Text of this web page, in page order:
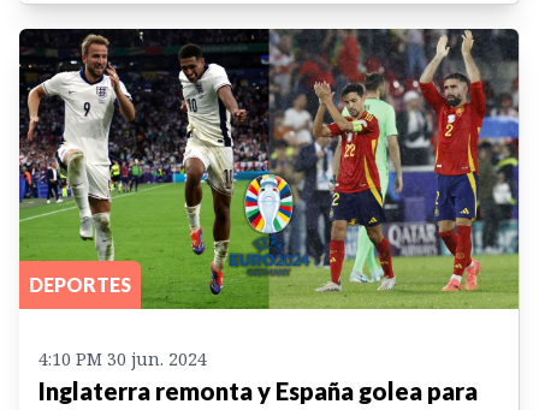
DEPORTES
4:10 PM 30 jun. 2024
Inglaterra remonta y España golea para